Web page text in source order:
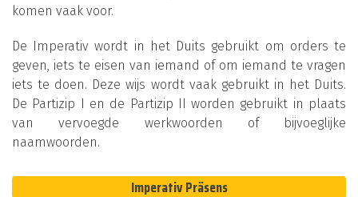
komen vaak voor.
De Imperativ wordt in het Duits gebruikt om orders te
geven, iets te eisen van iemand of om iemand te vragen
iets te doen. Deze wijs wordt vaak gebruikt in het Duits.
De Partizip I en de Partizip II worden gebruikt in plaats
van vervoegde werkwoorden of bijvoeglijke
naamwoorden.
Imperativ Präsens